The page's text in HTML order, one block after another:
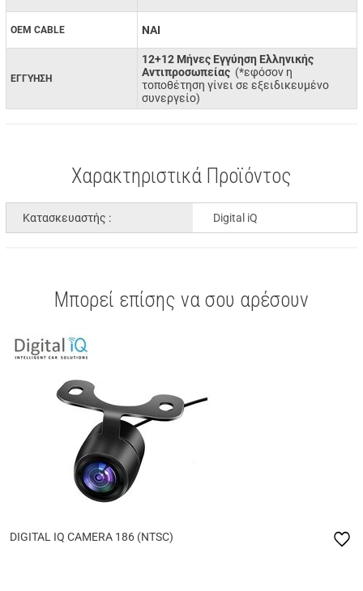
OEM CABLE ΝΑΙ
ΕΓΓΥΗΣΗ
12+12 Μήνες Εγγύηση Ελληνικής
Αντιπροσωπείας (*εφόσον η
τοποθέτηση γίνει σε εξειδικευμένο
συνεργείο)
Χαρακτηριστικά Προϊόντος
Κατασκευαστής : Digital iQ
Μπορεί επίσης να σου αρέσουν
DIGITAL IQ CAMERA 186 (NTSC)